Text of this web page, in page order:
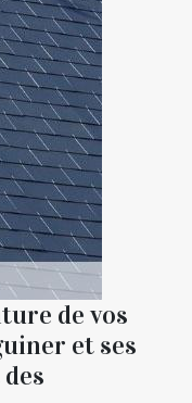
de vos
et ses